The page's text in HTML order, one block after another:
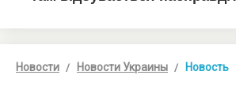
Новости Новости Украины Новость